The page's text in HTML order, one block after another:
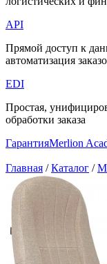
API
Прямой доступ к
автоматизация
EDI
Простая,
обработки заказа
ГарантияMerlion
Главная /Каталог /